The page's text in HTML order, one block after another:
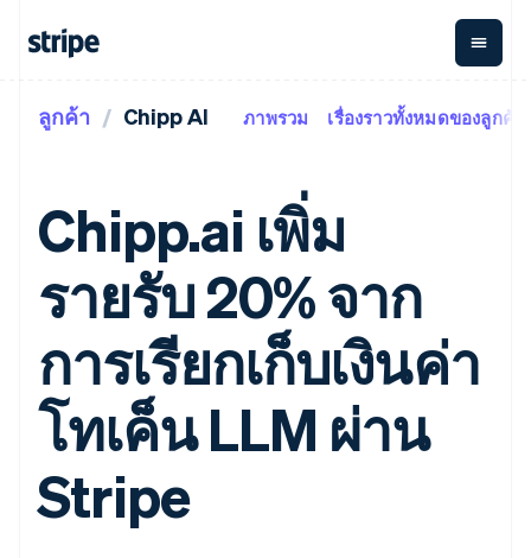
การชำระเงิน
การชำระเงิน
ออนไลน์
Payment links
การชำระเงิน
แบบไม่ต้อง
UI การชำระ
เงินสำเร็จรูป
Elements
องค์ประกอบ UI
ที่ยืดหยุ่น
วิธีการชำระ
เงิน
เข้าถึงได้
รายรับ
รายรับตาม
แบบแผนล่วง
หน้า
Metronome
การเรียกเก็บ
เงินตามการ
การชำระเงิน
ตามรอบบิล
การจัดการ
ตามรอบบิล
Invoicing
ครั้งเดียวหรือ
การ
เบิกจ่าย
ให้กับ
บุคคลที่
สาม
แพลตฟ
ตามขั้น
ตามกรณีใช้งาน
การค้าแบบใช้เอเจนต์
อีคอมเมิร์ซ
บริการทางการเงินที่ผสาน
การทำงานอัตโนมัติด้าน
การเงิน
การชำระเงินในแอป
มาร์เก็ตเพลส
เอกสารประกอบ
ข้อมูลอ้างอิงเกี่ยวกับ API
ไลบรารีและ SDK
Stripe Apps
คู่มือ
รับการชำระเงินออนไลน์
สำเร็จรูป
สร้างแพลตฟอร์มหรือ
จัดการการชำระเงินตาม
รอบบิล
เรียนรู้
เรื่องราวจากลูกค้า
การสนับสนุน
รับการสนับสนุน
แพ็กเกจการสนับสนุนที่ได้
บริการเฉพาะทาง
บริษัท
ลูกค้า Chipp AI ภาพรวม เรื่องราวทั้งหมดของลูกค้า
Chipp.ai เพิ่ม
รายรับ 20% จาก
การเรียกเก็บเงินค่า
โทเค็น LLM ผ่าน
Stripe